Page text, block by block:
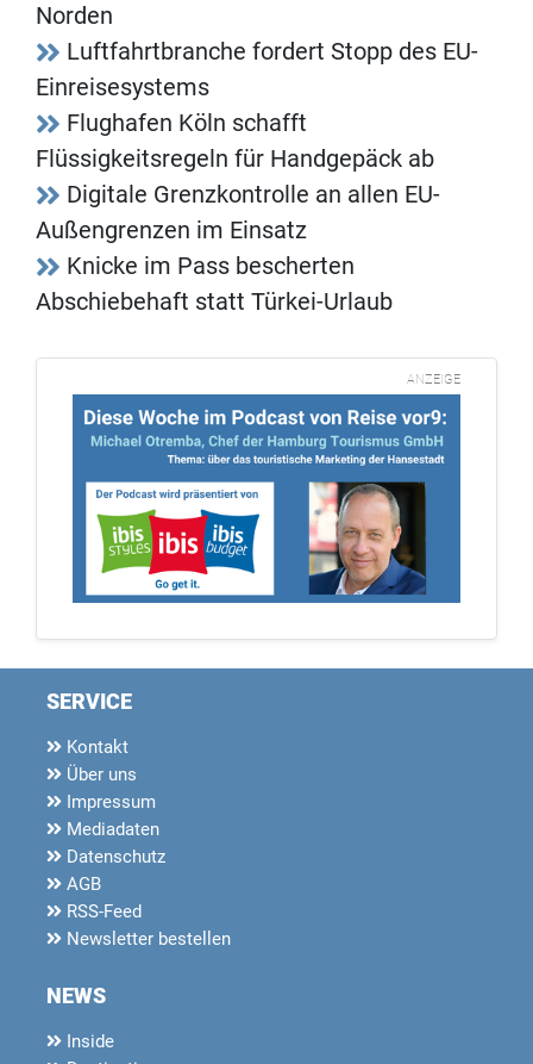
Norden
Luftfahrtbranche fordert Stopp des EU-
Einreisesystems
Flughafen Köln schafft
Flüssigkeitsregeln für Handgepäck ab
Digitale Grenzkontrolle an allen EU-
Außengrenzen im Einsatz
Knicke im Pass bescherten
Abschiebehaft statt Türkei-Urlaub
ANZEIGE
SERVICE
Kontakt
Über uns
Impressum
Mediadaten
Datenschutz
AGB
RSS-Feed
Newsletter bestellen
NEWS
Inside